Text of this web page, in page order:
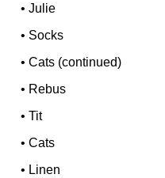
•Julie
• Socks
•Cats (continued)
• Rebus
•Tit
•Cats
• Linen